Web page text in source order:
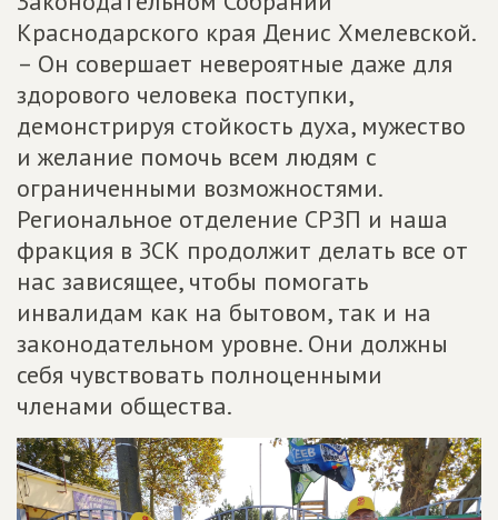
Краснодарского края Денис Хмелевской.
– Он совершает невероятные даже для
здорового человека поступки,
демонстрируя стойкость духа, мужество
и желание помочь всем людям с
ограниченными возможностями.
Региональное отделение СРЗП и наша
фракция в ЗСК продолжит делать все от
нас зависящее, чтобы помогать
инвалидам как на бытовом, так и на
законодательном уровне. Они должны
себя чувствовать полноценными
членами общества.